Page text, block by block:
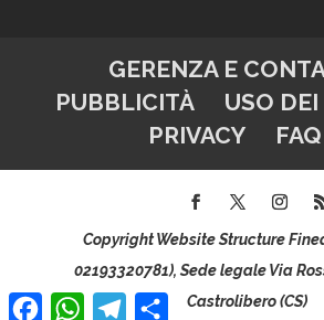
GERENZA E
PUBBLICITÀ
USO
PRIVACY
FAQ
Copyright Website Structure
02193320781), Sede legale Via
Castrolibero (CS)
Facebook
WhatsAppTelegram
Condividi